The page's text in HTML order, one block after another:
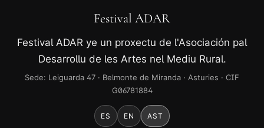
Festival ADAR
Festival ADAR ye un proxectu de l'Asociación pal
Desarrollu de les Artes nel Mediu Rural.
Sede: Leiguarda 47 · Belmonte de Miranda · Asturies · CIF
G06781884
ES EN AST